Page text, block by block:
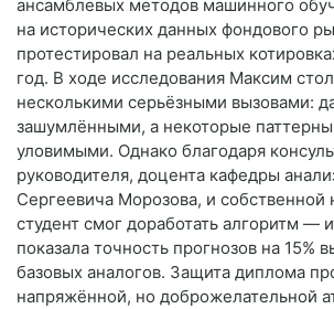
ансамблевых методов машинного
на исторических данных фондового
протестировал на реальных
год. В ходе исследования Максим
несколькими серьёзными вызовами:
зашумлёнными, а некоторые
уловимыми. Однако благодаря
руководителя, доцента кафедры
Сергеевича Морозова, и собственной
студент смог доработать алгоритм —
показала точность прогнозов на 15%
базовых аналогов. Защита диплома
напряжённой, но доброжелательной